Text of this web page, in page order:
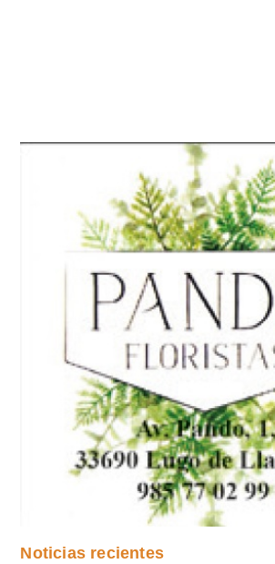
Noticias recientes